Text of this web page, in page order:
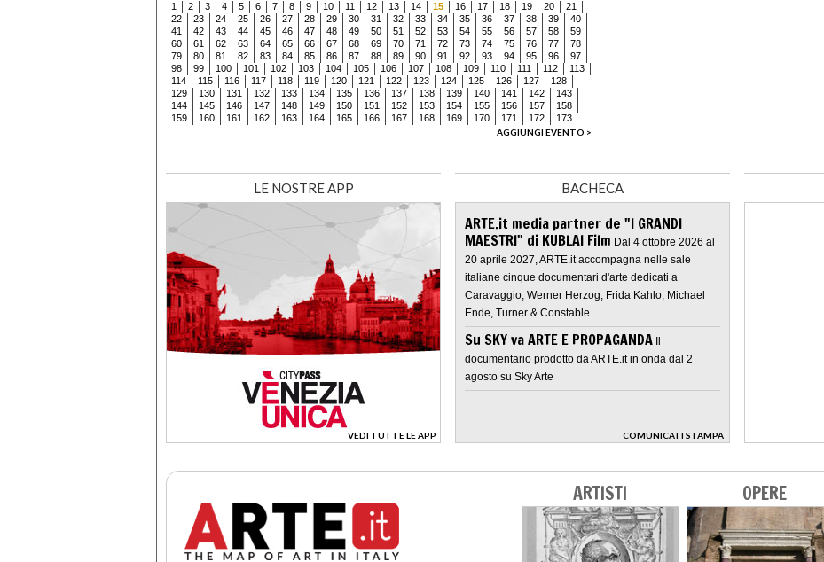
1 2 3 4 5 6 7 8 9 10 11 12 13 14 15 16 17 18 19 20
21
22
23 24 25 26 27 28 29 30 31 32 33 34 35 36 37 38 39
40
41
42 43 44 45 46 47 48 49 50 51 52 53 54 55 56 57 58
59
60
61 62 63 64 65 66 67 68 69 70 71 72 73 74 75 76 77
78
79
80 81 82 83 84 85 86 87 88 89 90 91 92 93 94 95 96
97
98
99 100 101 102 103 104 105 106 107 108 109 110 111 112
113
114
115 116 117 118 119 120 121 122 123 124 125 126 127
128
129
130 131 132 133 134 135 136 137 138 139 140 141 142
143
144
145 146 147 148 149 150 151 152 153 154 155 156 157
158
159
160 161 162 163 164 165 166 167 168 169 170 171 172
173
AGGIUNGI EVENTO >
LE NOSTRE APP
VEDI TUTTE LE APP
>
BACHECA
ARTE.it media partner de "I GRANDI
MAESTRI" di KUBLAI Film Dal 4 ottobre 2026 al
20 aprile 2027, ARTE.it accompagna nelle sale
italiane cinque documentari d'arte dedicati a
Caravaggio, Werner Herzog, Frida Kahlo, Michael
Ende, Turner & Constable
Su SKY va ARTE E PROPAGANDA Il
documentario prodotto da ARTE.it in onda dal 2
agosto su Sky Arte
COMUNICATI STAMPA
>
ARTISTI OPERE